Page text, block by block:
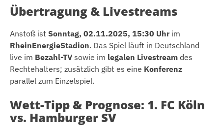
Übertragung & Livestreams
Anstoß ist Sonntag, 02.11.2025, 15:30 Uhr im
RheinEnergieStadion. Das Spiel läuft in Deutschland
live im Bezahl-TV sowie im legalen Livestream des
Rechtehalters; zusätzlich gibt es eine Konferenz
parallel zum Einzelspiel.
Wett-Tipp & Prognose: 1. FC Köln
vs. Hamburger SV